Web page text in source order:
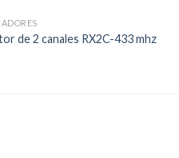
de 2 canales RX2C-433 mhz